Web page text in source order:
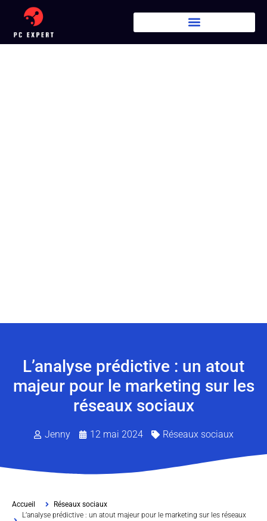
L’analyse prédictive : un atout
majeur pour le marketing sur les
réseaux sociaux
Jenny 12 mai 2024 Réseaux sociaux
Accueil
Réseaux sociaux
L’analyse prédictive : un atout majeur pour le marketing sur les réseaux